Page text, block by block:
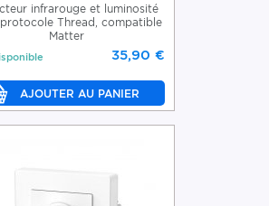
infrarouge et luminosité
Thread, compatible
Matter
35,90 €